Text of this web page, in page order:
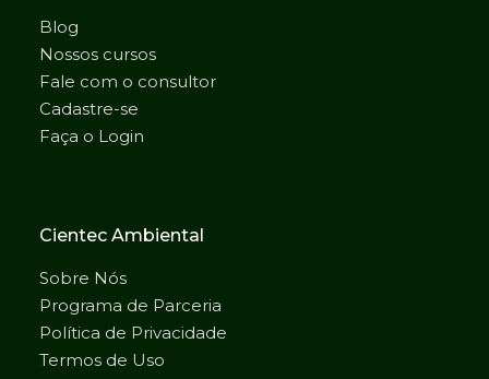
Blog
Nossos cursos
Fale com o consultor
Cadastre-se
Faça o Login
Cientec Ambiental
Sobre Nós
Programa de Parceria
Política de Privacidade
Termos de Uso